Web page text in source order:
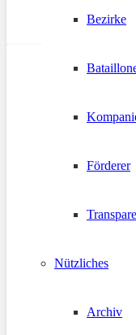
Bezirke
Förderer
Nützliches
Archiv